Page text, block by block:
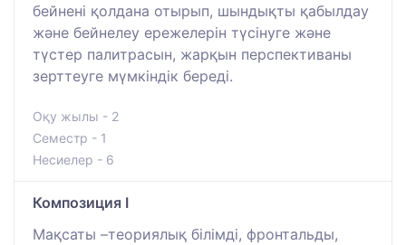
бейнені қолдана отырып, шындықты қабылдау
және бейнелеу ережелерін түсінуге және
түстер палитрасын, жарқын перспективаны
зерттеуге мүмкіндік береді.
Оқу жылы - 2
Семестр - 1
Несиелер - 6
Композиция I
Мақсаты –теориялық білімді, фронтальды,